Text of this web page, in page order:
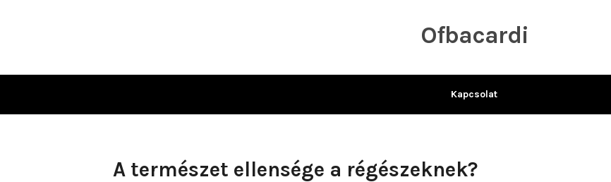
Ofbacardi
Kapcsolat
A természet ellensége a régészeknek?